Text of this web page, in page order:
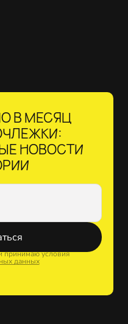
В МЕСЯЦ
НОВОСТИ
принимаю условия
данных